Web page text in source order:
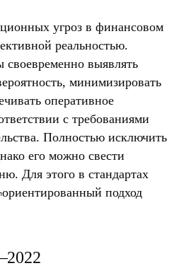
угроз в финансовом
реальностью.
выявлять
минимизировать
оперативное
с требованиями
Полностью исключить
его можно свести
Для этого в стандартах
подход